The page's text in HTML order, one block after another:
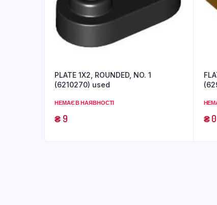
PLATE 1X2, ROUNDED, NO. 1
(6210270) used
НЕМАЄ В НАЯВНОСТІ
₴9 ₴0